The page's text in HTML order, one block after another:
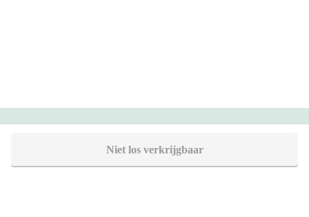
Niet los verkrijgbaar
Bel 088 - 205 47 00
Direct antwoord op je vraag